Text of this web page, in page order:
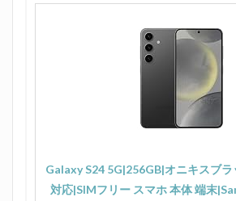
Galaxy S24 5G|256GB|オニキスブ
対応|SIMフリー スマホ 本体 端末